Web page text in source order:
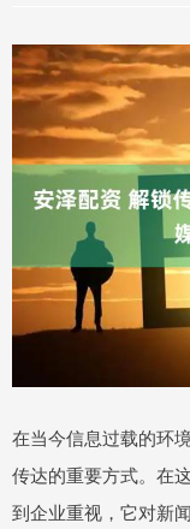
在当今信息过载的环
传达的重要方式。在
到企业重视，它对新